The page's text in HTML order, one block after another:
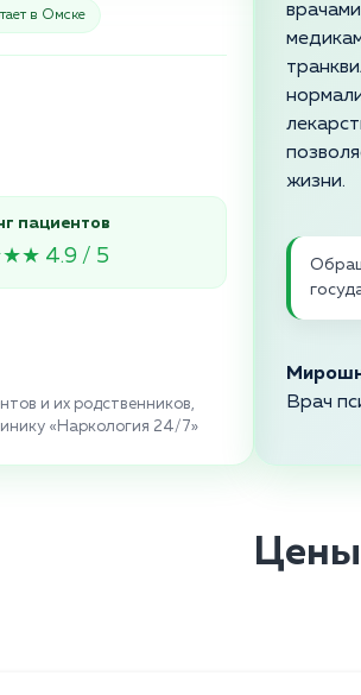
в Омске
пациентов
4.9 / 5
и их родственников,
«Наркология 24/7»
жизни.
Врач